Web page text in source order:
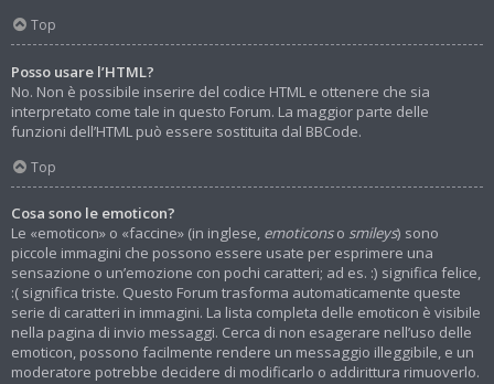
Top
Posso usare l’HTML?
No. Non è possibile inserire del codice HTML e ottenere che sia
interpretato come tale in questo Forum. La maggior parte delle
funzioni dell’HTML può essere sostituita dal BBCode.
Top
Cosa sono le emoticon?
Le «emoticon» o «faccine» (in inglese, emoticonso smileys) sono
piccole immagini che possono essere usate per esprimere una
sensazione o un’emozione con pochi caratteri; ad es. :) significa felice,
:( significa triste. Questo Forum trasforma automaticamente queste
serie di caratteri in immagini. La lista completa delle emoticon è visibile
nella pagina di invio messaggi. Cerca di non esagerare nell’uso delle
emoticon, possono facilmente rendere un messaggio illeggibile, e un
moderatore potrebbe decidere di modificarlo o addirittura rimuoverlo.